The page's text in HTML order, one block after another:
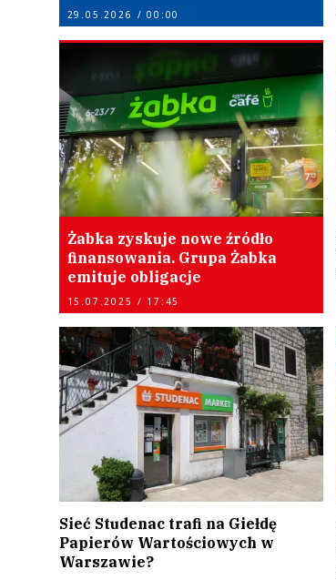
29.05.2026 / 00:00
Żabka zyskuje nowe źródło
finansowania. Grupa Żabka
emituje obligacje
15.07.2025 / 17:45
Sieć Studenac trafi na Giełdę
Papierów Wartościowych w
Warszawie?